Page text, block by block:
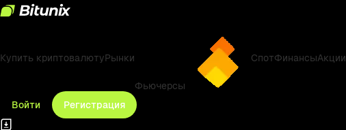
Купить криптовалютуРынки
Фьючерсы
СпотФинансыАкции
Войти Регистрация